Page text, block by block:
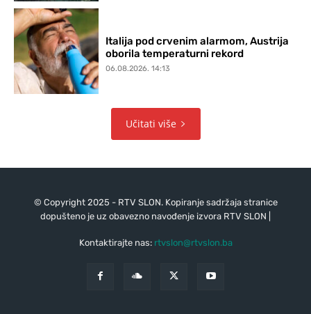
Italija pod crvenim alarmom, Austrija
oborila temperaturni rekord
06.08.2026. 14:13
Učitati više
© Copyright 2025 - RTV SLON. Kopiranje sadržaja stranice
dopušteno je uz obavezno navođenje izvora RTV SLON |
Kontaktirajte nas: rtvslon@rtvslon.ba